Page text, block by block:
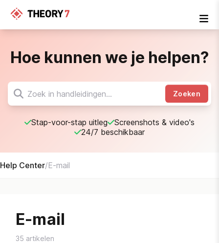
Hoe kunnen we je helpen?
Zoeken
Stap-voor-stap uitleg
Screenshots & video's
24/7 beschikbaar
Help Center/E-mail
E-mail
35 artikelen